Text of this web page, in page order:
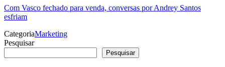
Com Vasco fechado para venda, conversas por Andrey Santos
esfriam
CategoriaMarketing
Pesquisar
Pesquisar